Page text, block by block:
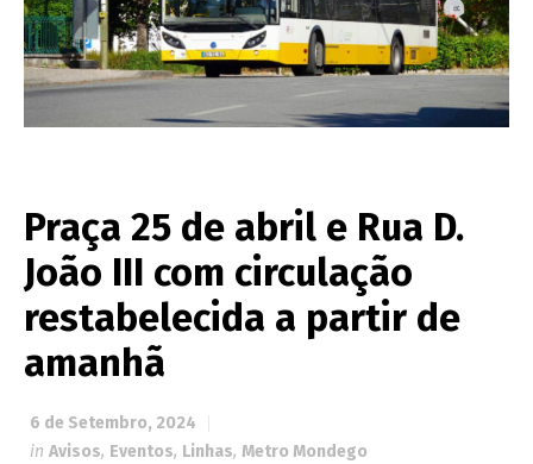
Praça 25 de abril e Rua D.
João III com circulação
restabelecida a partir de
amanhã
6 de Setembro, 2024
in Avisos, Eventos, Linhas, Metro Mondego